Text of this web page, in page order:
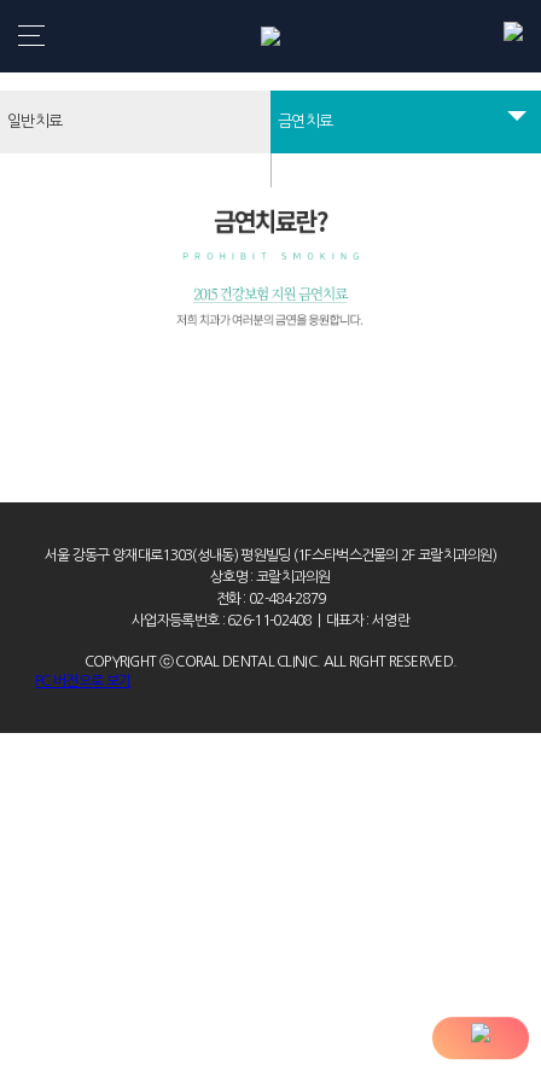
일반치료 금연치료
서울 강동구 양재대로1303(성내동) 평원빌딩 (1F스타벅스건물의 2F 코랄치과의원)
상호명 : 코랄치과의원
전화 : 02-484-2879
사업자등록번호 : 626-11-02408
대표자 : 서영란
COPYRIGHT ⓒ CORAL DENTAL CLINIC. ALL RIGHT RESERVED.
PC 버전으로 보기